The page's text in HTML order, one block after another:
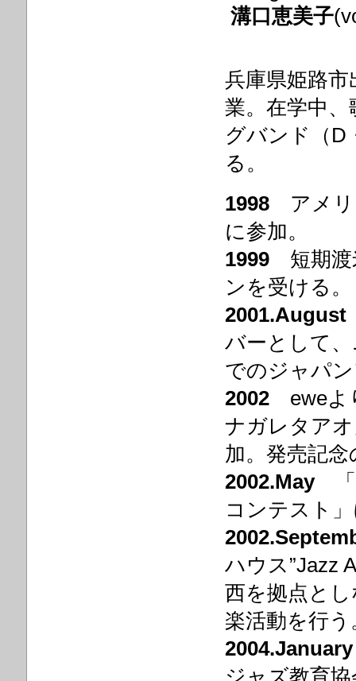
溝口恵美子
兵庫県姫路市
業。在学中
グバンド（D
る。
1998 アメリ
に参加。
1999 短期渡
ンを受ける。
2001.August
バーとして
でのジャパ
2002 eweよ
ナガレタア
加。発売記
2002.May「
コンテスト
ハウス”Jazz
西を拠点と
楽活動を行う
2004.January
ジャズ教育